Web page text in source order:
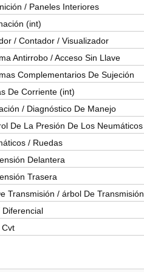
/ Paneles Interiores
(int)
/ Contador / Visualizador
Antirrobo / Acceso Sin Llave
Complementarios De Sujeción
De Corriente (int)
/ Diagnóstico De Manejo
De La Presión De Los Neumáticos
/ Ruedas
Delantera
Trasera
Transmisión / árbol De Transmisión
Diferencial
Cvt